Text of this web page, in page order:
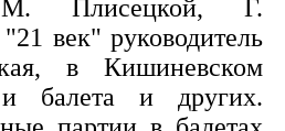
М. Плисецкой, Г.
век" руководитель
в Кишиневском
балета и других.